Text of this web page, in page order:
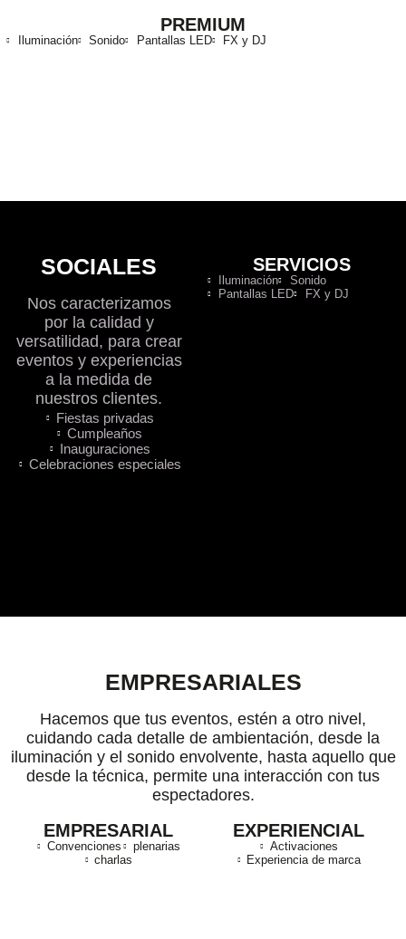
PREMIUM
Iluminación Sonido Pantallas LED FX y DJ
SERVICIOS
Iluminación
Sonido
Pantallas LED
FX y DJ
SOCIALES
Nos caracterizamos
por la calidad y
versatilidad, para crear
eventos y experiencias
a la medida de
nuestros clientes.
Fiestas privadas
Cumpleaños
Inauguraciones
Celebraciones especiales
EMPRESARIALES
Hacemos que tus eventos, estén a otro nivel,
cuidando cada detalle de ambientación, desde la
iluminación y el sonido envolvente, hasta aquello que
desde la técnica, permite una interacción con tus
espectadores.
EXPERIENCIAL
Activaciones
Experiencia de marca
EMPRESARIAL
Convenciones
plenarias
charlas